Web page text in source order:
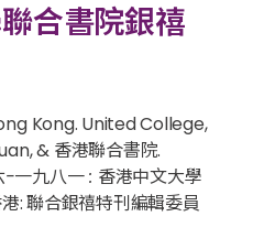
合書院銀禧
Kong. United College,
& 香港聯合書院.
一九八一 : 香港中文大學
: 聯合銀禧特刊編輯委員